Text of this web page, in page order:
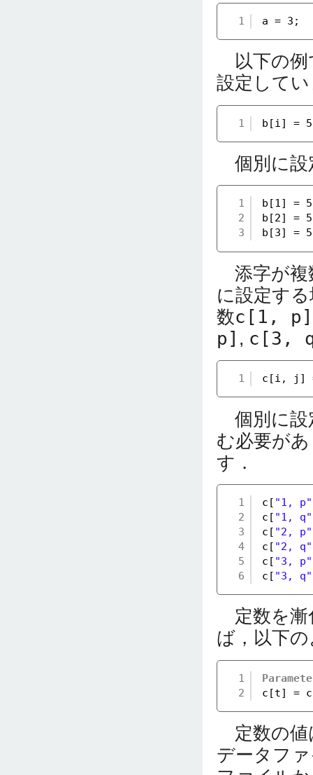
1 a = 3;
以下の例
設定して
1 b[i] =
個別に設
1
2
3
b[1] =
b[2] =
b[3] =
添字が複
に設定す
数c[1, p]
p] , c[3,
1 c[i, j]
個別に設
む必要が
す．
1
2
3
4
5
6
c[ "1, p"
c[ "1, q"
c[ "2, p"
c[ "2, q"
c[ "3, p"
c[ "3, q"
定数を漸
ば，以下
1
2
c[t] =
定数の値
データフ